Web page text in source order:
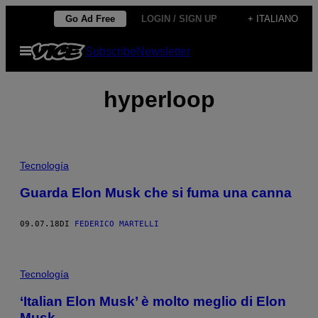
contenuto
Go Ad Free LOGIN / SIGN UP + ITALIANO
Apri
menu
SubscribeNewsletter
hyperloop
Tecnología
Guarda Elon Musk che si fuma una canna
09.07.18 DI FEDERICO MARTELLI
Tecnología
‘Italian Elon Musk’ è molto meglio di Elon